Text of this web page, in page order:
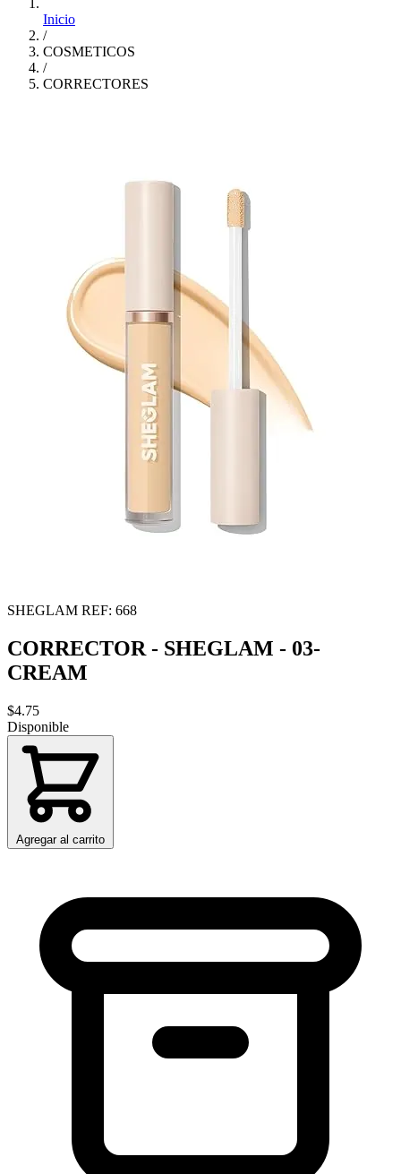
Inicio
/
COSMETICOS
/
CORRECTORES
SHEGLAM REF: 668
CORRECTOR - SHEGLAM - 03-
CREAM
$4.75
Disponible
Agregar al carrito